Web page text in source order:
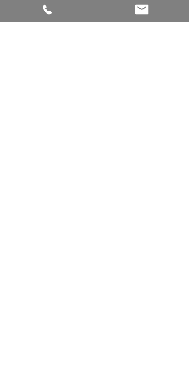
einem echten Miteinander, zu einer
Gemeinschaft, die geprägt ist von